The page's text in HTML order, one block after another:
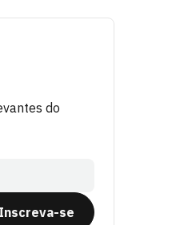
do
Inscreva-se